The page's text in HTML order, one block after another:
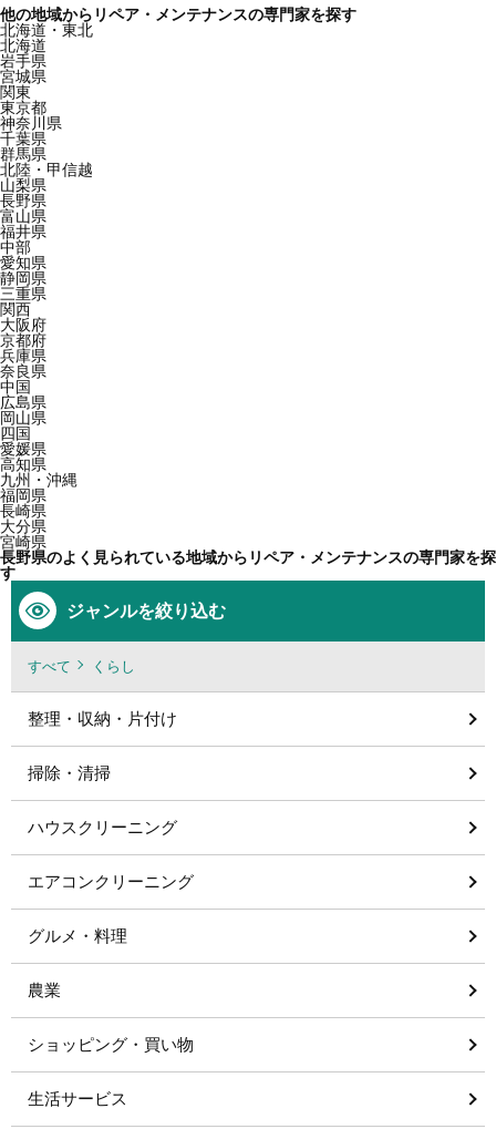
他の地域からリペア・メンテナンスの専門家を探す
北海道・東北
北海道
岩手県
宮城県
関東
東京都
神奈川県
千葉県
群馬県
北陸・甲信越
山梨県
長野県
富山県
福井県
中部
愛知県
静岡県
三重県
関西
大阪府
京都府
兵庫県
奈良県
中国
広島県
岡山県
四国
愛媛県
高知県
九州・沖縄
福岡県
長崎県
大分県
宮崎県
長野県のよく見られている地域からリペア・メンテナンスの専門家を探
す
ジャンルを絞り込む
すべて くらし
整理・収納・片付け
掃除・清掃
ハウスクリーニング
エアコンクリーニング
グルメ・料理
農業
ショッピング・買い物
生活サービス